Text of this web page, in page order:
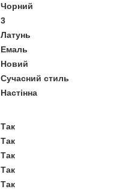
Чорний
3
Латунь
Емаль
Новий
Сучасний стиль
Настінна
Так
Так
Так
Так
Так